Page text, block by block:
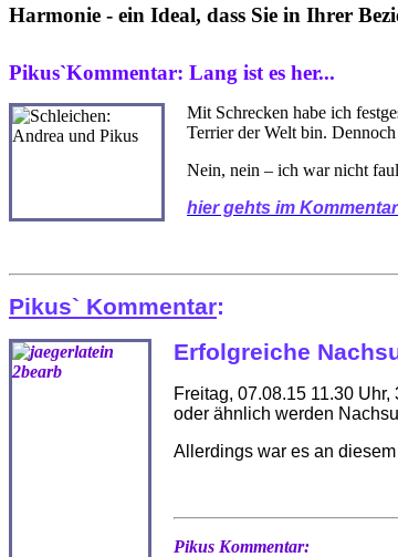
Harmonie - ein Ideal, dass Sie in Ihrer
Pikus`Kommentar: Lang ist es her...
Mit Schrecken habe ich
Terrier der Welt bin.
Nein, nein – ich war nicht
hier gehts im
Pikus` Kommentar:
Erfolgreiche
Freitag, 07.08.15 11.30
oder ähnlich werden
Allerdings war es an
Pikus Kommentar: